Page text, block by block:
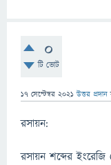
0
টি ভোট
17 সেপ্টেম্বর 2021 উত্তর প্রদান
রসায়ন:
রসায়ন শব্দের